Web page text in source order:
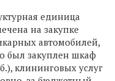
единица
на закупке
автомобилей,
был закуплен шкаф
клининговых услуг